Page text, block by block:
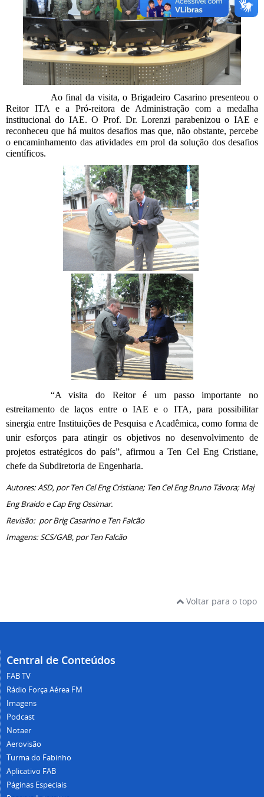
Ao final da visita, o Brigadeiro Casarino presenteou o
Reitor ITA e a Pró-reitora de Administração com a medalha
institucional do IAE. O Prof. Dr. Lorenzi parabenizou o IAE e
reconheceu que há muitos desafios mas que, não obstante, percebe
o encaminhamento das atividades em prol da solução dos desafios
científicos.
“A visita do Reitor é um passo importante no
estreitamento de laços entre o IAE e o ITA, para possibilitar
sinergia entre Instituições de Pesquisa e Acadêmica, como forma de
unir esforços para atingir os objetivos no desenvolvimento de
projetos estratégicos do país”, afirmou a Ten Cel Eng Cristiane,
chefe da Subdiretoria de Engenharia.
Autores: ASD, porTen Cel Eng Cristiane; Ten Cel Eng Bruno Távora; Maj
Eng Braido e Cap Eng Ossimar.
Revisão: por Brig Casarino e Ten Falcão
Imagens: SCS/GAB, por Ten Falcão
Voltar para o topo
Central de Conteúdos
FAB TV
Rádio Força Aérea FM
Imagens
Podcast
Notaer
Aerovisão
Turma do Fabinho
Aplicativo FAB
Páginas Especiais